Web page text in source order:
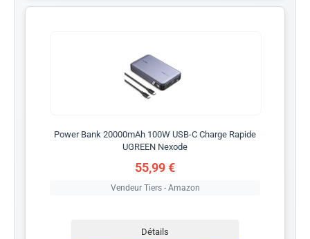
Power Bank 20000mAh 100W USB-C Charge Rapide
UGREEN Nexode
55,99 €
Vendeur Tiers - Amazon
Détails